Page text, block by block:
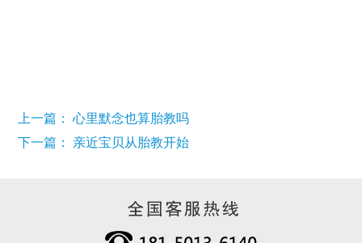
上一篇： 心里默念也算胎教吗
下一篇： 亲近宝贝从胎教开始